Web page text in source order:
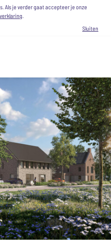
Als je verder gaat accepteer je onze
.
Sluiten
TEKENAAR / BIM-
LEES MEER